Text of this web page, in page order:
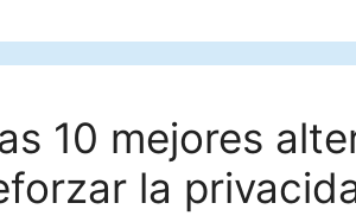
10 mejores
la